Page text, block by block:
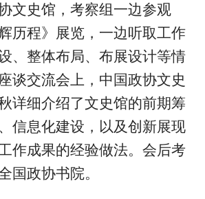
文史馆，考察组一边参观
历程》展览，一边听取工作
、整体布局、布展设计等情
谈交流会上，中国政协文史
详细介绍了文史馆的前期筹
信息化建设，以及创新展现
作成果的经验做法。会后考
国政协书院。